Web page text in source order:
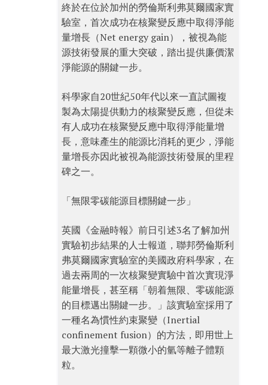
終於在位於加州的勞倫斯利弗莫爾國家實
驗室，首次成功在核聚變反應中取得淨能
量增長（Net energy gain），被視為能
源技術發展的重大突破，踏出提供廉價潔
淨能源的關鍵一步。
科學家自20世紀50年代以來一直試圖複
製為太陽提供動力的核聚變反應，但從未
有人成功在核聚變反應中取得淨能量增
長，意味產生的能源比消耗的更少，淨能
量增長亦因此被視為能源技術發展的里程
碑之一。
「無限零碳能源目標關鍵一步」
英國《金融時報》前日引述3名了解加州
實驗初步結果的人士報道，聯邦勞倫斯利
弗莫爾國家實驗室的美國政府科學家，在
過去兩周的一次核聚變實驗中首次實現淨
能量增長，甚至稱「朝着無限、零碳能源
的目標邁出關鍵一步。」該實驗室採用了
一種名為慣性約束聚變（Inertial
confinement fusion）的方法，即用世上
最大激光撞擊一顆微小的氫等離子體顆
粒。